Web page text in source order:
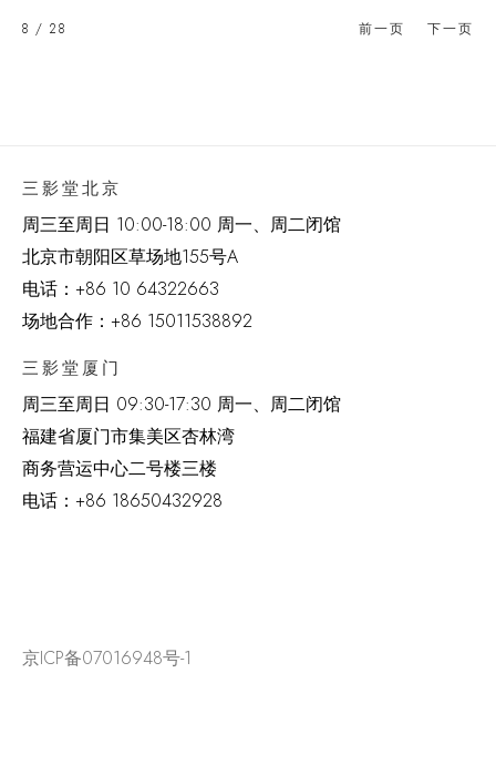
前一页 下一页
8 / 28
三影堂北京
周三至周日 10:00-18:00 周一、周二闭馆
北京市朝阳区草场地155号A
电话： +86 10 64322663
场地合作：+86 15011538892
三影堂厦门
周三至周日 09:30-17:30 周一、周二闭馆
福建省厦门市集美区杏林湾
商务营运中心二号楼三楼
电话： +86 18650432928
京ICP备07016948号-1